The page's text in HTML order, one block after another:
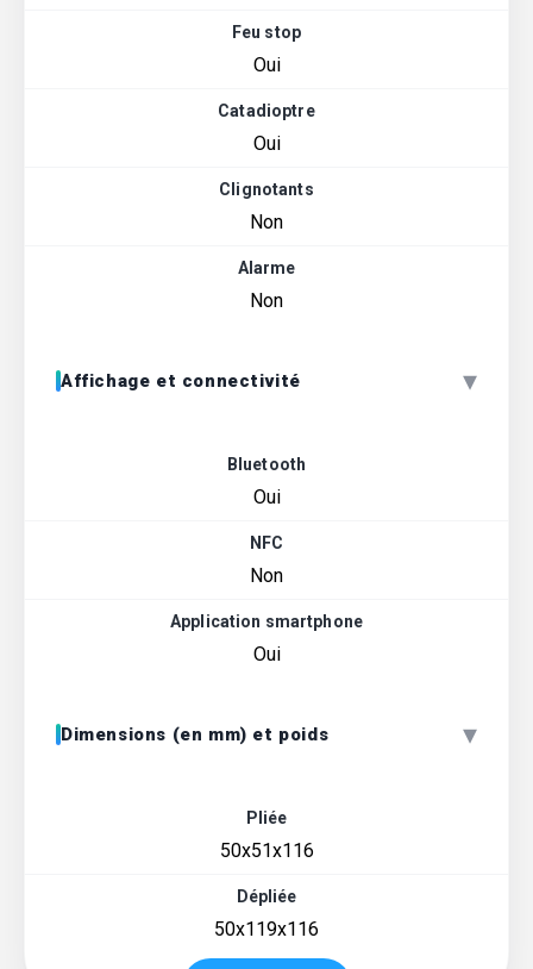
Feu stop
Oui
Catadioptre
Oui
Clignotants
Non
Alarme
Non
Affichage et connectivité ▾
Bluetooth
Oui
NFC
Non
Application smartphone
Oui
Dimensions (en mm) et poids ▾
Pliée
50x51x116
Dépliée
50x119x116